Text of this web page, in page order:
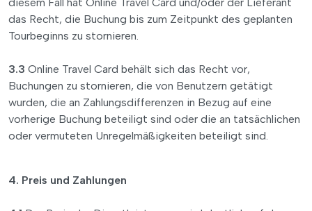
das Recht, die Buchung bis zum Zeitpunkt des geplanten
Tourbeginns zu stornieren.
3.3 Online Travel Card behält sich das Recht vor,
Buchungen zu stornieren, die von Benutzern getätigt
wurden, die an Zahlungsdifferenzen in Bezug auf eine
vorherige Buchung beteiligt sind oder die an tatsächlichen
oder vermuteten Unregelmäßigkeiten beteiligt sind.
4. Preis und Zahlungen